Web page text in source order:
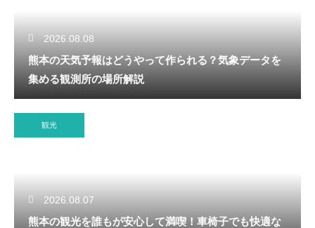
2026.08.08
熊本の天気予報はどうやって作られる？気象データを
集める観測所の場所解説
観光
2026.08.07
熊本の観光を誰もが安心して満喫！車椅子でも快適な